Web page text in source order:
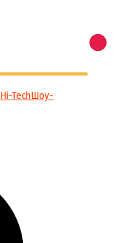
Hi-TechШоу-